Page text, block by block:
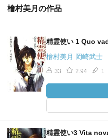
檜村美月の作品
精霊使い 1 Quo
檜村美月 岡崎武士
33 2.94 1
精霊使い3 Vita